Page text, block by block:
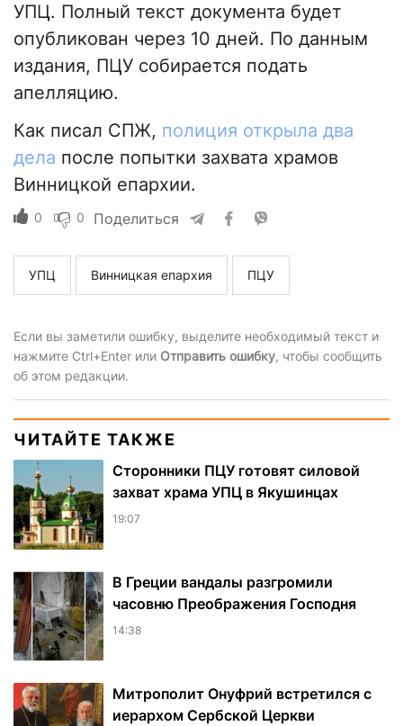
УПЦ. Полный текст документа будет
опубликован через 10 дней. По данным
издания, ПЦУ собирается подать
апелляцию.
Как писал СПЖ, полиция открыла два
дела после попытки захвата храмов
Винницкой епархии.
0 0 Поделиться
УПЦ Винницкая епархия ПЦУ
Если вы заметили ошибку, выделите необходимый текст и
нажмите Ctrl+Enter или Отправить ошибку, чтобы сообщить
об этом редакции.
ЧИТАЙТЕ ТАКЖЕ
Сторонники ПЦУ готовят силовой
захват храма УПЦ в Якушинцах
19:07
В Греции вандалы разгромили
часовню Преображения Господня
14:38
Митрополит Онуфрий встретился с
иерархом Сербской Церкви